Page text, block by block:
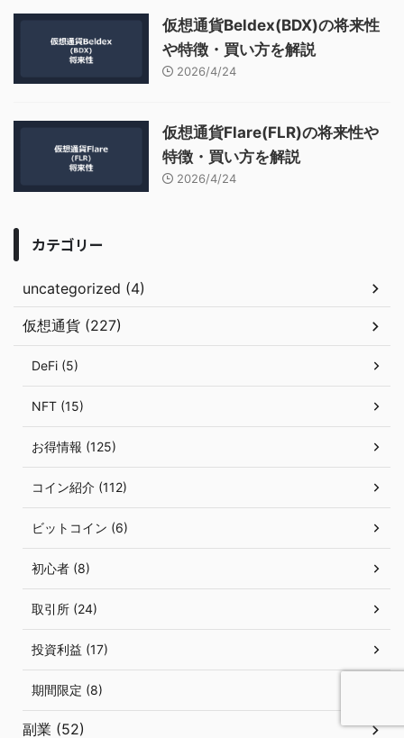
仮想通貨Beldex(BDX)の将来性
や特徴・買い方を解説
2026/4/24
仮想通貨Flare(FLR)の将来性や
特徴・買い方を解説
2026/4/24
カテゴリー
uncategorized (4)
仮想通貨 (227)
DeFi (5)
NFT (15)
お得情報 (125)
コイン紹介 (112)
ビットコイン (6)
初心者 (8)
取引所 (24)
投資利益 (17)
期間限定 (8)
副業 (52)